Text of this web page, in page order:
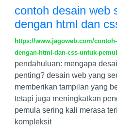
contoh desain web
dengan html dan
https://www.jagoweb.com/
dengan-html-dan-css-untuk-
pendahuluan: mengapa
penting? desain web yang
memberikan tampilan yang
tetapi juga meningkatkan
pemula sering kali merasa
kompleksit